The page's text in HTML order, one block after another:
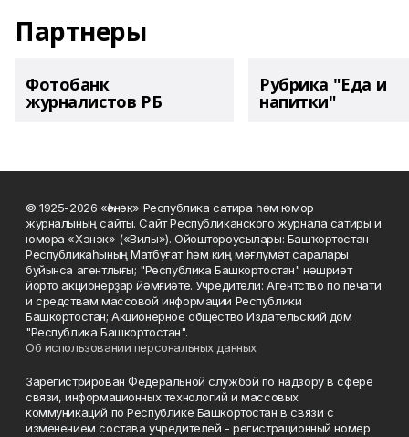
Партнеры
Фотобанк
журналистов РБ
Рубрика "Еда и
напитки"
© 1925-2026 «Һәнәк» Республика сатира һәм юмор
журналының сайты. Сайт Республиканского журнала сатиры и
юмора «Хэнэк» («Вилы»). Ойоштороусылары: Башҡортостан
Республикаһының Матбуғат һәм киң мәғлүмәт саралары
буйынса агентлығы; "Республика Башкортостан" нәшриәт
йорто акционерҙар йәмғиәте. Учредители: Агентство по печати
и средствам массовой информации Республики
Башкортостан; Акционерное общество Издательский дом
"Республика Башкортостан".
Об использовании персональных данных
Зарегистрирован Федеральной службой по надзору в сфере
связи, информационных технологий и массовых
коммуникаций по Республике Башкортостан в связи с
изменением состава учредителей - регистрационный номер